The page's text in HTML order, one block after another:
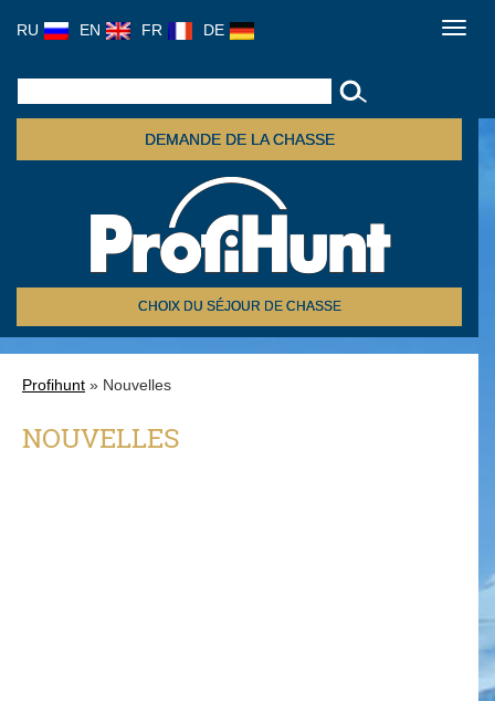
RU EN FR DE
DEMANDE DE LA CHASSE
CHOIX DU SÉJOUR DE CHASSE
Profihunt » Nouvelles
NOUVELLES